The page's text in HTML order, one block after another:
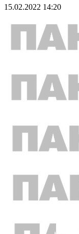
15.02.2022 14:20